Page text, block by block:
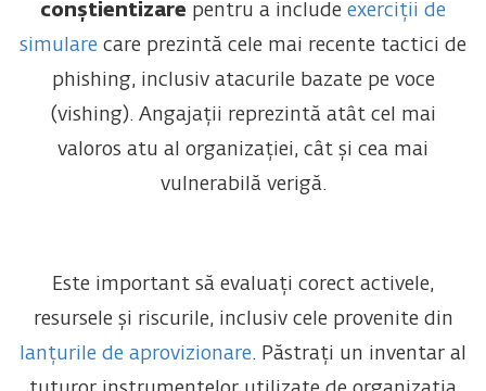
conștientizare pentru a include exerciții de
simulare care prezintă cele mai recente tactici de
phishing, inclusiv atacurile bazate pe voce
(vishing). Angajații reprezintă atât cel mai
valoros atu al organizației, cât și cea mai
vulnerabilă verigă.
Este important să evaluați corect activele,
resursele și riscurile, inclusiv cele provenite din
lanțurile de aprovizionare. Păstrați un inventar al